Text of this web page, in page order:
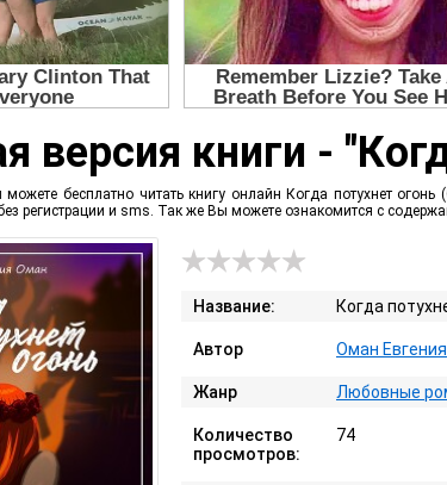
версия книги -
можете бесплатно читать книгу онлайн Когда потухнет
регистрации и sms. Так же Вы можете ознакомится с
Название: Когда
Автор Оман Евгения
Жанр Любовные
Количество
просмотров:
74